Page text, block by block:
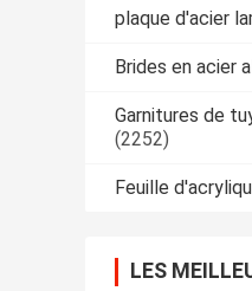
plaque d'acier
Brides en acier
Garnitures de
(2252)
Feuille
LES